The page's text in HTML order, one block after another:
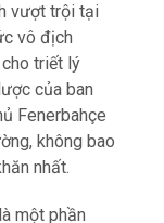
vượt trội tại
vô địch
triết lý
của ban
Fenerbahçe
không bao
nhất.
một phần